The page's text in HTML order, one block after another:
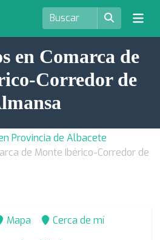
en Comarca de
Corredor de
Provincia de Albacete
de Monte Ibérico-Corredor de
Mapa
Cerca de mí